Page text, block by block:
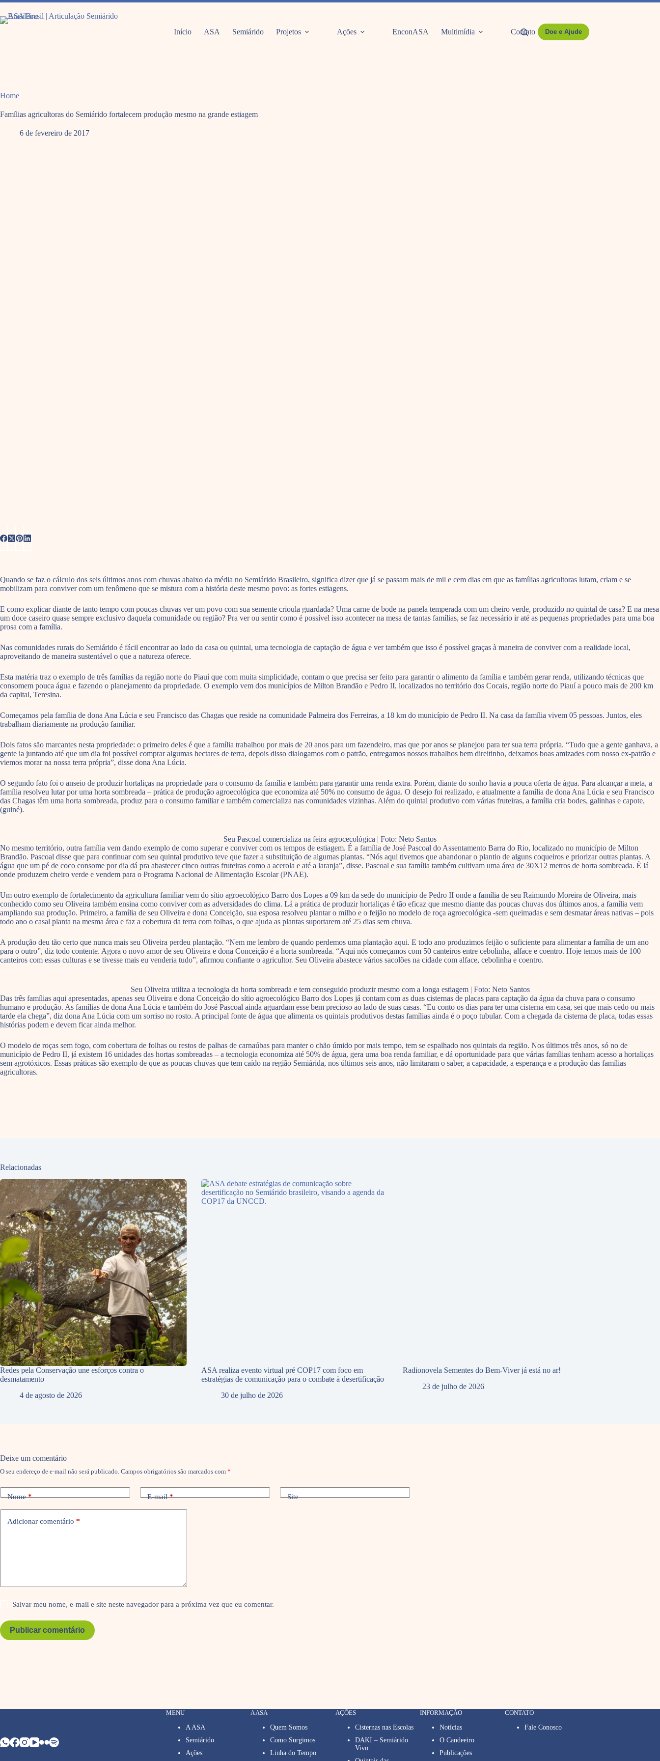
Pular
para
o
Início ASA Semiárido Projetos Ações EnconASA Multimídia Contato Doe e Ajude
Home
Famílias agricultoras do Semiárido fortalecem produção mesmo na grande estiagem
6 de fevereiro de 2017
Quando se faz o cálculo dos seis últimos anos com chuvas abaixo da média no Semiárido Brasileiro, significa dizer que já se passam mais de mil e cem dias em que as famílias agricultoras lutam, criam e se
mobilizam para conviver com um fenômeno que se mistura com a história deste mesmo povo: as fortes estiagens.
E como explicar diante de tanto tempo com poucas chuvas ver um povo com sua semente crioula guardada? Uma carne de bode na panela temperada com um cheiro verde, produzido no quintal de casa? E na mesa
um doce caseiro quase sempre exclusivo daquela comunidade ou região? Pra ver ou sentir como é possível isso acontecer na mesa de tantas famílias, se faz necessário ir até as pequenas propriedades para uma boa
prosa com a família.
Nas comunidades rurais do Semiárido é fácil encontrar ao lado da casa ou quintal, uma tecnologia de captação de água e ver também que isso é possível graças à maneira de conviver com a realidade local,
aproveitando de maneira sustentável o que a natureza oferece.
Esta matéria traz o exemplo de três famílias da região norte do Piauí que com muita simplicidade, contam o que precisa ser feito para garantir o alimento da família e também gerar renda, utilizando técnicas que
consomem pouca água e fazendo o planejamento da propriedade. O exemplo vem dos municípios de Milton Brandão e Pedro II, localizados no território dos Cocais, região norte do Piauí a pouco mais de 200 km
da capital, Teresina.
Começamos pela família de dona Ana Lúcia e seu Francisco das Chagas que reside na comunidade Palmeira dos Ferreiras, a 18 km do município de Pedro II. Na casa da família vivem 05 pessoas. Juntos, eles
trabalham diariamente na produção familiar.
Dois fatos são marcantes nesta propriedade: o primeiro deles é que a família trabalhou por mais de 20 anos para um fazendeiro, mas que por anos se planejou para ter sua terra própria. “Tudo que a gente ganhava, a
gente ia juntando até que um dia foi possível comprar algumas hectares de terra, depois disso dialogamos com o patrão, entregamos nossos trabalhos bem direitinho, deixamos boas amizades com nosso ex-patrão e
viemos morar na nossa terra própria”, disse dona Ana Lúcia.
O segundo fato foi o anseio de produzir hortaliças na propriedade para o consumo da família e também para garantir uma renda extra. Porém, diante do sonho havia a pouca oferta de água. Para alcançar a meta, a
família resolveu lutar por uma horta sombreada – prática de produção agroecológica que economiza até 50% no consumo de água. O desejo foi realizado, e atualmente a família de dona Ana Lúcia e seu Francisco
das Chagas têm uma horta sombreada, produz para o consumo familiar e também comercializa nas comunidades vizinhas. Além do quintal produtivo com várias fruteiras, a família cria bodes, galinhas e capote,
(guiné).
Seu Pascoal comercializa na feira agrocecológica | Foto: Neto Santos
No mesmo território, outra família vem dando exemplo de como superar e conviver com os tempos de estiagem. É a família de José Pascoal do Assentamento Barra do Rio, localizado no município de Milton
Brandão. Pascoal disse que para continuar com seu quintal produtivo teve que fazer a substituição de algumas plantas. “Nós aqui tivemos que abandonar o plantio de alguns coqueiros e priorizar outras plantas. A
água que um pé de coco consome por dia dá pra abastecer cinco outras fruteiras como a acerola e até a laranja”, disse. Pascoal e sua família também cultivam uma área de 30X12 metros de horta sombreada. É lá
onde produzem cheiro verde e vendem para o Programa Nacional de Alimentação Escolar (PNAE).
Um outro exemplo de fortalecimento da agricultura familiar vem do sítio agroecológico Barro dos Lopes a 09 km da sede do município de Pedro II onde a família de seu Raimundo Moreira de Oliveira, mais
conhecido como seu Oliveira também ensina como conviver com as adversidades do clima. Lá a prática de produzir hortaliças é tão eficaz que mesmo diante das poucas chuvas dos últimos anos, a família vem
ampliando sua produção. Primeiro, a família de seu Oliveira e dona Conceição, sua esposa resolveu plantar o milho e o feijão no modelo de roça agroecológica -sem queimadas e sem desmatar áreas nativas – pois
todo ano o casal planta na mesma área e faz a cobertura da terra com folhas, o que ajuda as plantas suportarem até 25 dias sem chuva.
A produção deu tão certo que nunca mais seu Oliveira perdeu plantação. “Nem me lembro de quando perdemos uma plantação aqui. E todo ano produzimos feijão o suficiente para alimentar a família de um ano
para o outro”, diz todo contente. Agora o novo amor de seu Oliveira e dona Conceição é a horta sombreada. “Aqui nós começamos com 50 canteiros entre cebolinha, alface e coentro. Hoje temos mais de 100
canteiros com essas culturas e se tivesse mais eu venderia tudo”, afirmou confiante o agricultor. Seu Oliveira abastece vários sacolões na cidade com alface, cebolinha e coentro.
Seu Oliveira utiliza a tecnologia da horta sombreada e tem conseguido produzir mesmo com a longa estiagem | Foto: Neto Santos
Das três famílias aqui apresentadas, apenas seu Oliveira e dona Conceição do sítio agroecológico Barro dos Lopes já contam com as duas cisternas de placas para captação da água da chuva para o consumo
humano e produção. As famílias de dona Ana Lúcia e também do José Pascoal ainda aguardam esse bem precioso ao lado de suas casas. “Eu conto os dias para ter uma cisterna em casa, sei que mais cedo ou mais
tarde ela chega”, diz dona Ana Lúcia com um sorriso no rosto. A principal fonte de água que alimenta os quintais produtivos destas famílias ainda é o poço tubular. Com a chegada da cisterna de placa, todas essas
histórias podem e devem ficar ainda melhor.
O modelo de roças sem fogo, com cobertura de folhas ou restos de palhas de carnaúbas para manter o chão úmido por mais tempo, tem se espalhado nos quintais da região. Nos últimos três anos, só no de
município de Pedro II, já existem 16 unidades das hortas sombreadas – a tecnologia economiza até 50% de água, gera uma boa renda familiar, e dá oportunidade para que várias famílias tenham acesso a hortaliças
sem agrotóxicos. Essas práticas são exemplo de que as poucas chuvas que tem caído na região Semiárida, nos últimos seis anos, não limitaram o saber, a capacidade, a esperança e a produção das famílias
agricultoras.
Relacionadas
Redes pela Conservação une esforços contra o
desmatamento
4 de agosto de 2026
ASA realiza evento virtual pré COP17 com foco em
estratégias de comunicação para o combate à desertificação
30 de julho de 2026
Radionovela Sementes do Bem-Viver já está no ar!
23 de julho de 2026
Deixe um comentário
O seu endereço de e-mail não será publicado. Campos obrigatórios são marcados com *
Nome* E-mail* Site
Adicionar comentário *
Salvar meu nome, e-mail e site neste navegador para a próxima vez que eu comentar.
Publicar comentário
MENU
A ASA
Semiárido
Ações
A ASA
Quem Somos
Como Surgimos
Linha do Tempo
AÇÕES
Cisternas nas Escolas
DAKI – Semiárido
Vivo
INFORMAÇÃO
Notícias
O Candeeiro
Publicações
CONTATO
Fale Conosco